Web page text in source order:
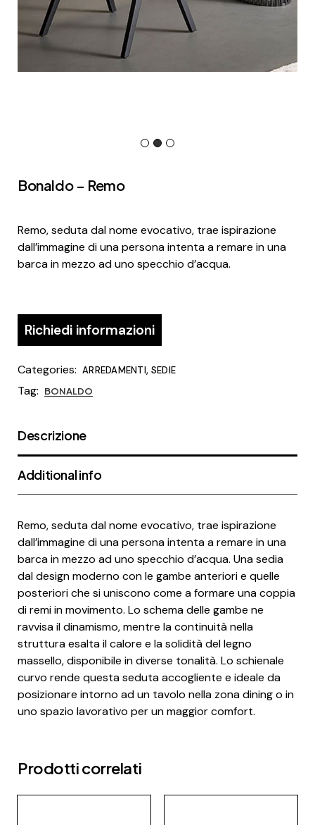
Bonaldo – Remo
Remo, seduta dal nome evocativo, trae ispirazione
dall’immagine di una persona intenta a remare in una
barca in mezzo ad uno specchio d’acqua.
Richiedi informazioni
Categories: ARREDAMENTI, SEDIE
Tag: BONALDO
Descrizione
Additional info
Remo, seduta dal nome evocativo, trae ispirazione
dall’immagine di una persona intenta a remare in una
barca in mezzo ad uno specchio d’acqua. Una sedia
dal design moderno con le gambe anteriori e quelle
posteriori che si uniscono come a formare una coppia
di remi in movimento. Lo schema delle gambe ne
ravvisa il dinamismo, mentre la continuità nella
struttura esalta il calore e la solidità del legno
massello, disponibile in diverse tonalità. Lo schienale
curvo rende questa seduta accogliente e ideale da
posizionare intorno ad un tavolo nella zona dining o in
uno spazio lavorativo per un maggior comfort.
Prodotti correlati